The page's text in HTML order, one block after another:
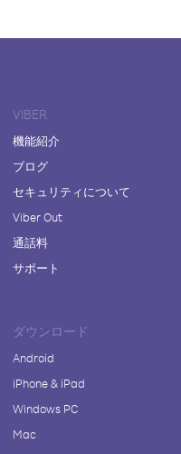
VIBER
機能紹介
ブログ
セキュリティについて
Viber Out
通話料
サポート
ダウンロード
Android
iPhone & iPad
Windows PC
Mac